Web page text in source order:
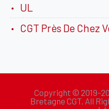
UL
CGT Près De Chez
Copyright © 2019-
Bretagne CGT. All